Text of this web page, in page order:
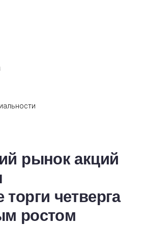
рынок акций
четверга
ростом